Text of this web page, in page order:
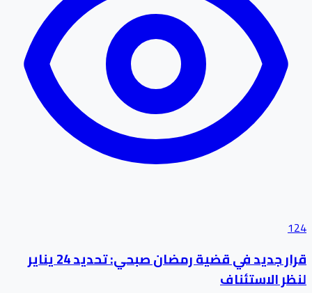
124
قرار جديد في قضية رمضان صبحي: تحديد 24 يناير
لنظر الاستئناف